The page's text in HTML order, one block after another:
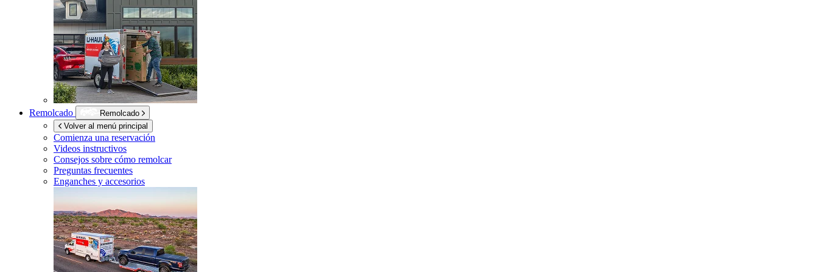
Remolcado
Remolcado
Volver al menú principal
Comienza una reservación
Videos instructivos
Consejos sobre cómo remolcar
Preguntas frecuentes
Enganches y accesorios